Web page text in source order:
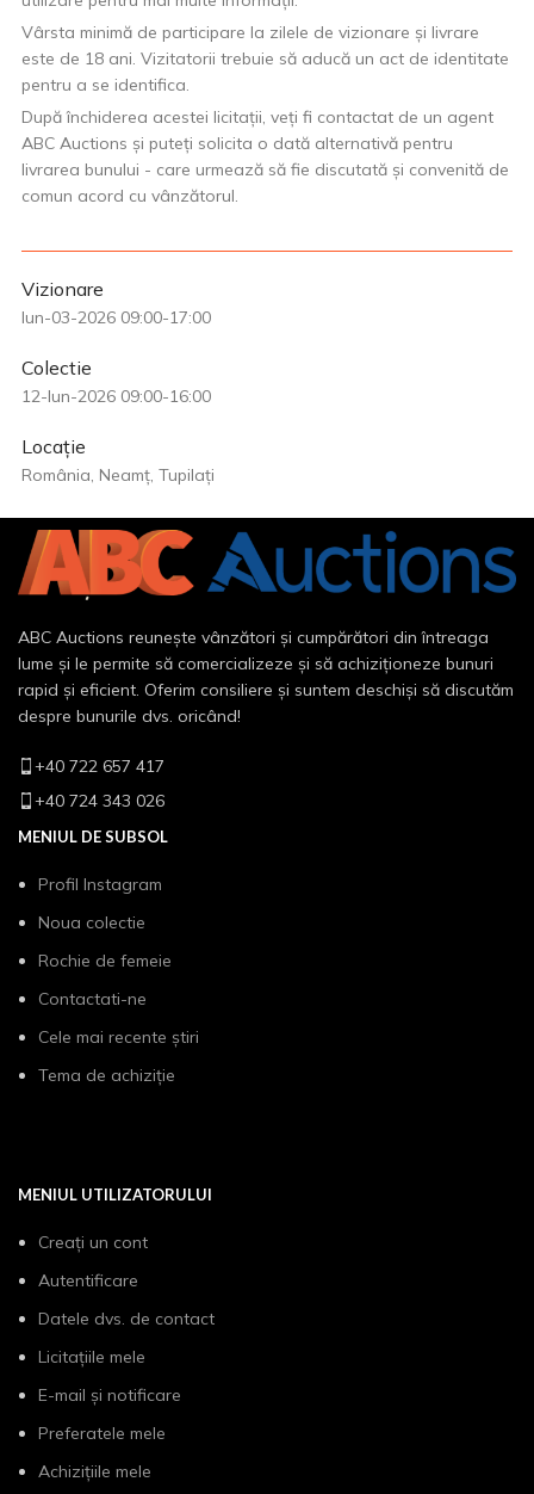
Vârsta minimă de participare la zilele de vizionare și livrare
este de 18 ani. Vizitatorii trebuie să aducă un act de identitate
pentru a se identifica.
După închiderea acestei licitații, veți fi contactat de un agent
ABC Auctions și puteți solicita o dată alternativă pentru
livrarea bunului - care urmează să fie discutată și convenită de
comun acord cu vânzătorul.
Vizionare
Iun-03-2026 09:00-17:00
Colectie
12-Iun-2026 09:00-16:00
Locație
România, Neamț, Tupilați
ABC Auctions reunește vânzători și cumpărători din întreaga
lume și le permite să comercializeze și să achiziționeze bunuri
rapid și eficient. Oferim consiliere și suntem deschiși să discutăm
despre bunurile dvs. oricând!
+40 722 657 417
+40 724 343 026
MENIUL DE SUBSOL
Profil Instagram
Noua colectie
Rochie de femeie
Contactati-ne
Cele mai recente știri
Tema de achiziție
MENIUL UTILIZATORULUI
Creați un cont
Autentificare
Datele dvs. de contact
Licitațiile mele
E-mail și notificare
Preferatele mele
Achizițiile mele